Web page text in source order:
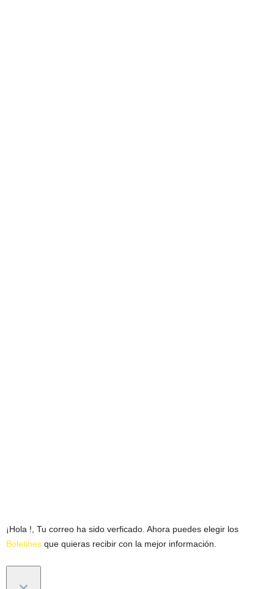
¡Hola !, Tu correo ha sido verficado. Ahora puedes elegir los
Boletines que quieras recibir con la mejor información.